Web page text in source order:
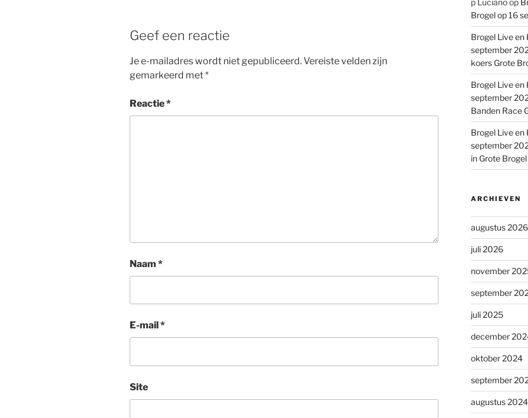
Geef een reactie
Je e-mailadres wordt niet gepubliceerd.Vereiste velden zijn
gemarkeerd met*
Reactie*
Naam *
E-mail *
Site
p Lucianoop
Brogel op 16
Brogel Live en
september
koers Grote
Brogel Live en
september
Banden Race
Brogel Live en
september
in Grote
ARCHIEVEN
augustus 2026
juli 2026
november
september
juli 2025
december
oktober 2024
september
augustus 2024